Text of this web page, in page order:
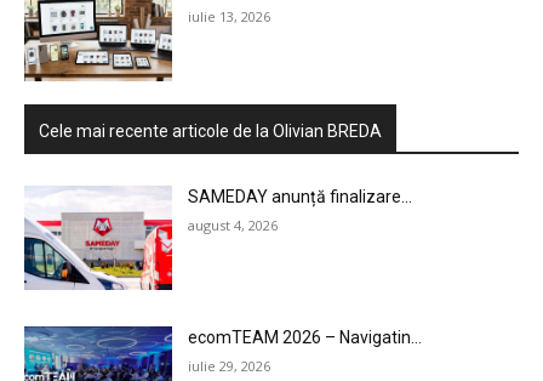
iulie 13, 2026
Cele mai recente articole de la Olivian BREDA
SAMEDAY anunță finalizare...
august 4, 2026
ecomTEAM 2026 – Navigatin...
iulie 29, 2026